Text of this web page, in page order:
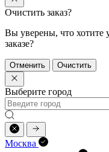
Очистить заказ?
Вы уверены, что хотите
заказе?
Отменить Очистить
Выберите город
Москва